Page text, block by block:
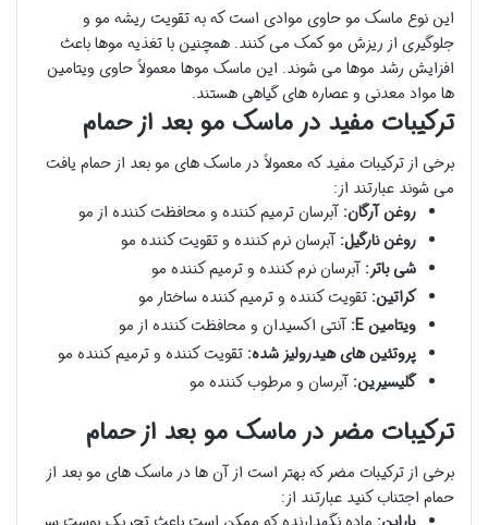
این نوع ماسک مو حاوی موادی است که به تقویت ریشه مو و
جلوگیری از ریزش مو کمک می کنند. همچنین با تغذیه موها باعث
افزایش رشد موها می شوند. این ماسک موها معمولاً حاوی ویتامین
ها مواد معدنی و عصاره های گیاهی هستند.
ترکیبات مفید در ماسک مو بعد از حمام
برخی از ترکیبات مفید که معمولاً در ماسک های مو بعد از حمام یافت
می شوند عبارتند از:
روغن آرگان: آبرسان ترمیم کننده و محافظت کننده از مو
روغن نارگیل: آبرسان نرم کننده و تقویت کننده مو
شی باتر: آبرسان نرم کننده و ترمیم کننده مو
کراتین: تقویت کننده و ترمیم کننده ساختار مو
ویتامین E:
آنتی اکسیدان و محافظت کننده از مو
پروتئین های هیدرولیز شده: تقویت کننده و ترمیم کننده مو
گلیسیرین: آبرسان و مرطوب کننده مو
ترکیبات مضر در ماسک مو بعد از حمام
برخی از ترکیبات مضر که بهتر است از آن ها در ماسک های مو بعد از
حمام اجتناب کنید عبارتند از: